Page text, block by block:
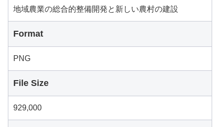
地域農業の総合的整備開発と新しい農村の建設
Format
PNG
File Size
929,000